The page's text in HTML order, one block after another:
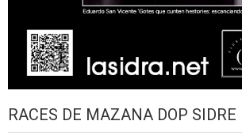
RACES DE MAZANA DOP SIDRE